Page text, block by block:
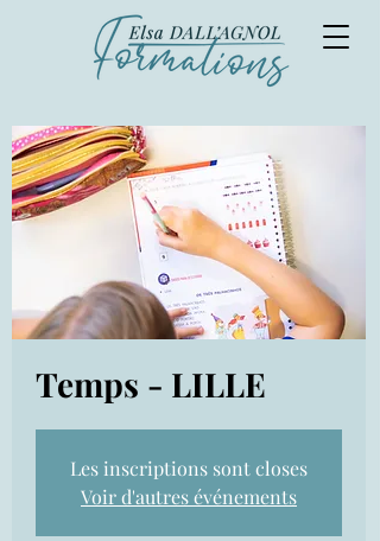
Temps - LILLE
Les inscriptions sont closes
Voir d'autres événements